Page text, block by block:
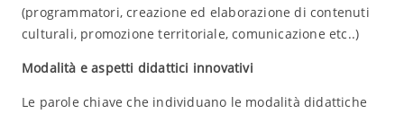
(programmatori, creazione ed elaborazione di contenuti
culturali, promozione territoriale, comunicazione etc..)
Modalità e aspetti didattici innovativi
Le parole chiave che individuano le modalità didattiche